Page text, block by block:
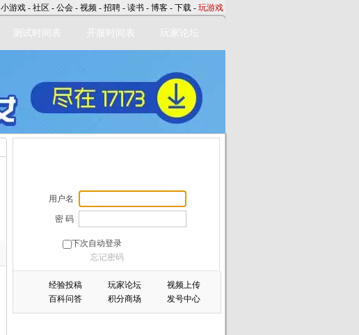
小游戏 - 社区 - 公会 - 视频 - 招聘 - 读书 - 博客 - 下载 - 玩游戏
测试时间表 开服时间表 玩家论坛
用户名
密 码
下次自动登录
忘记密码
经验投稿 玩家论坛
视频上传
百科问答
积分商场 发号中心